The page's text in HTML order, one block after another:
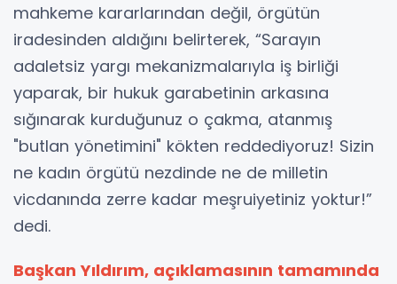
mahkeme kararlarından değil, örgütün
iradesinden aldığını belirterek, “Sarayın
adaletsiz yargı mekanizmalarıyla iş birliği
yaparak, bir hukuk garabetinin arkasına
sığınarak kurduğunuz o çakma, atanmış
"butlan yönetimini" kökten reddediyoruz! Sizin
ne kadın örgütü nezdinde ne de milletin
vicdanında zerre kadar meşruiyetiniz yoktur!”
dedi.
Başkan Yıldırım, açıklamasının tamamında